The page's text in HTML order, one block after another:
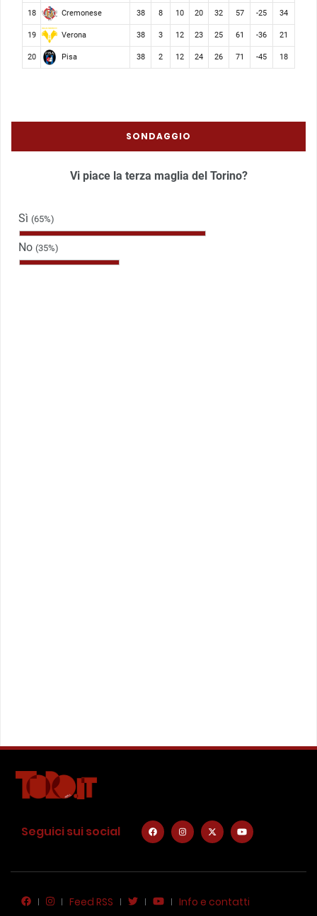
18 Cremonese 38 8 10 20 32 57 -25 34
19 Verona 38 3 12 23 25 61 -36 21
20 Pisa 38 2 12 24 26 71 -45 18
SONDAGGIO
Vi piace la terza maglia del Torino?
Sì (65%)
No (35%)
Seguici sui social
Feed RSS
Info e contatti